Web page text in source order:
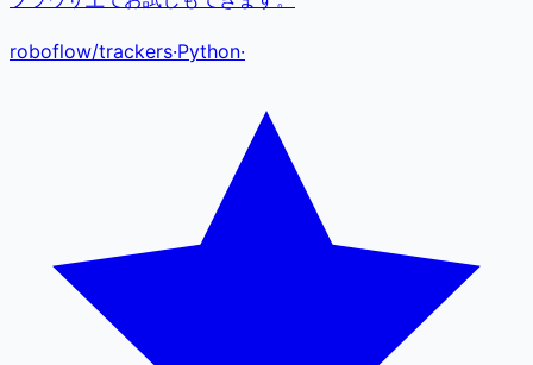
roboflow/trackers·Python·